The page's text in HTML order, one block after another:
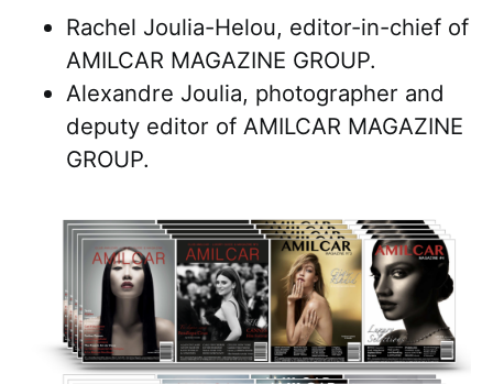
Rachel Joulia-Helou, editor-in-chief of
AMILCAR MAGAZINE GROUP.
Alexandre Joulia, photographer and
deputy editor of AMILCAR MAGAZINE
GROUP.